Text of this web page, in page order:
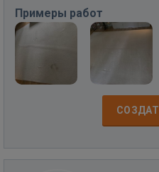
Примеры работ